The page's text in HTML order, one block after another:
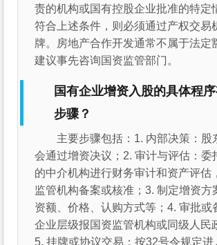
责的机构或国有控股企业批准的特定
符合上述条件，则必须通过产权交易
牌。房地产合作开发通常不属于法定
建议事先咨询国资监管部门。
国有企业增资入股的具体程
步骤？
主要步骤包括：1. 内部决策：股
会通过增资决议；2. 审计与评估：委
的中介机构进行财务审计和资产评估
监管机构备案或核准；3. 制定增资方
资额、价格、认购方式等；4. 审批或
企业层级报国资监管机构或同级人民
5. 挂牌或协议交易：按32号令规定进